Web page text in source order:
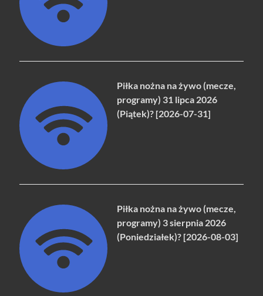
Piłka nożna na żywo (mecze,
programy) 31 lipca 2026
(Piątek)? [2026-07-31]
Piłka nożna na żywo (mecze,
programy) 3 sierpnia 2026
(Poniedziałek)? [2026-08-03]